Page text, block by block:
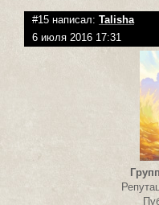
#15 написал: Talisha
6 июля 2016 17:31